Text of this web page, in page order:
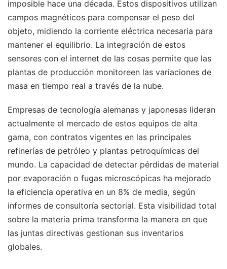
imposible hace una década. Estos dispositivos utilizan
campos magnéticos para compensar el peso del
objeto, midiendo la corriente eléctrica necesaria para
mantener el equilibrio. La integración de estos
sensores con el internet de las cosas permite que las
plantas de producción monitoreen las variaciones de
masa en tiempo real a través de la nube.
Empresas de tecnología alemanas y japonesas lideran
actualmente el mercado de estos equipos de alta
gama, con contratos vigentes en las principales
refinerías de petróleo y plantas petroquímicas del
mundo. La capacidad de detectar pérdidas de material
por evaporación o fugas microscópicas ha mejorado
la eficiencia operativa en un 8% de media, según
informes de consultoría sectorial. Esta visibilidad total
sobre la materia prima transforma la manera en que
las juntas directivas gestionan sus inventarios
globales.